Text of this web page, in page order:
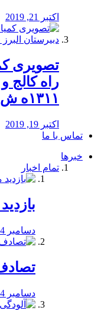
اکتبر 21, 2019
️تصویری
راه كالج
۱۳۱۱ه ش
اکتبر 19, 2019
تماس با ما
خبرها
تمام اخبار
دسامبر 24, 2019
دسامبر 24, 2019